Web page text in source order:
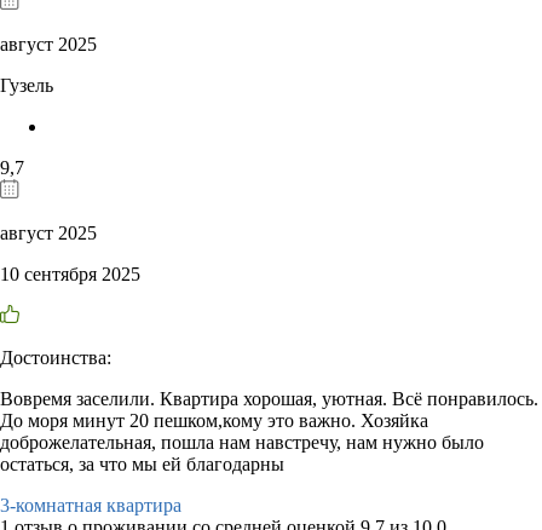
август 2025
Гузель
9,7
август 2025
10 сентября 2025
Достоинства:
Вовремя заселили. Квартира хорошая, уютная. Всё понравилось.
До моря минут 20 пешком,кому это важно. Хозяйка
доброжелательная, пошла нам навстречу, нам нужно было
остаться, за что мы ей благодарны
3-комнатная квартира